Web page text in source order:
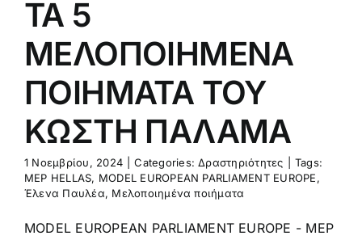
ΤΑ 5
ΜΕΛΟΠΟΙΗΜΕΝΑ
ΠΟΙΗΜΑΤΑ ΤΟΥ
ΚΩΣΤΗ ΠΑΛΑΜΑ
1 Νοεμβρίου, 2024 Categories:Δραστηριότητες
Tags:
MEP HELLAS, MODEL EUROPEAN PARLIAMENT EUROPE,
Έλενα Παυλέα, Μελοποιημένα ποιήματα
MODEL EUROPEAN PARLIAMENT EUROPE - MEP